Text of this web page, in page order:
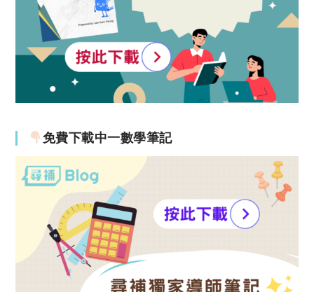
免費下載中一數學筆記